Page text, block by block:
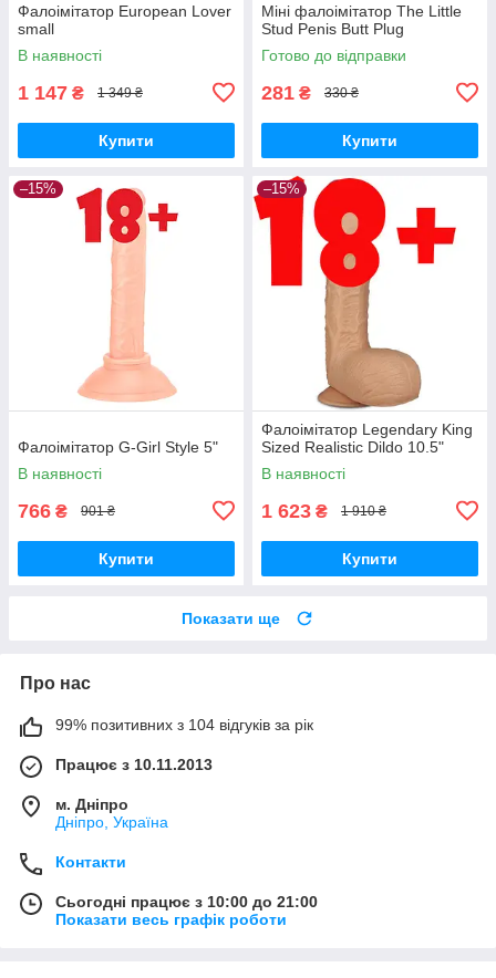
Фалоімітатор European Lover
small
В наявності
1 147 ₴ 1 349 ₴
Купити
Міні фалоімітатор The Little
Stud Penis Butt Plug
Готово до відправки
281 ₴ 330 ₴
Купити
–15%
Фалоімітатор G-Girl Style 5"
В наявності
766 ₴ 901 ₴
Купити
–15%
Фалоімітатор Legendary King
Sized Realistic Dildo 10.5"
В наявності
1 623 ₴ 1 910 ₴
Купити
Показати ще
Про нас
99% позитивних з 104 відгуків за рік
Працює з 10.11.2013
м. Дніпро
Дніпро, Україна
Контакти
Сьогодні працює з 10:00 до 21:00
Показати весь графік роботи